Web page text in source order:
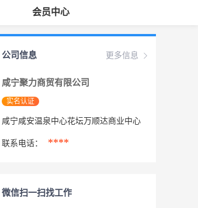
会员中心
更多信息
公司信息
咸宁聚力商贸有限公司
实名认证
咸宁咸安温泉中心花坛万顺达商业中心
联系电话： ****
微信扫一扫找工作